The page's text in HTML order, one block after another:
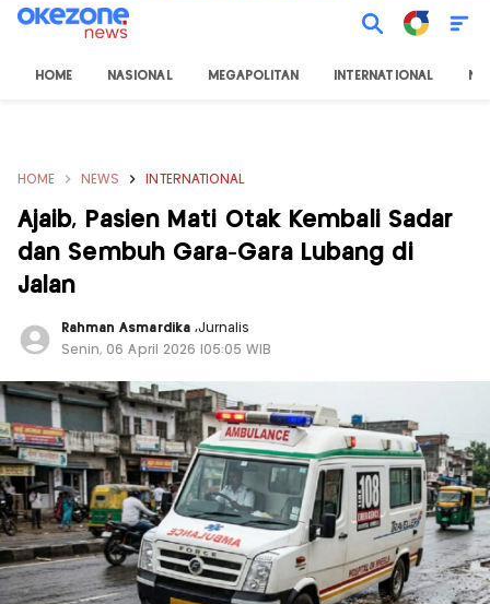
HOME NASIONAL MEGAPOLITAN INTERNATIONAL
HOME NEWS INTERNATIONAL
Ajaib, Pasien Mati Otak Kembali Sadar
dan Sembuh Gara-Gara Lubang di
Jalan
Rahman Asmardika ,Jurnalis
Senin, 06 April 2026 |05:05 WIB